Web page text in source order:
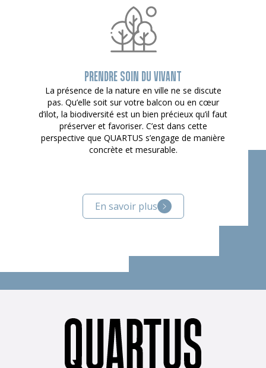
PRENDRE SOIN DU VIVANT
La présence de la nature en ville ne se discute
pas. Qu’elle soit sur votre balcon ou en cœur
d’ilot, la biodiversité est un bien précieux qu’il faut
préserver et favoriser. C’est dans cette
perspective que QUARTUS s’engage de manière
concrète et mesurable.
En savoir plus